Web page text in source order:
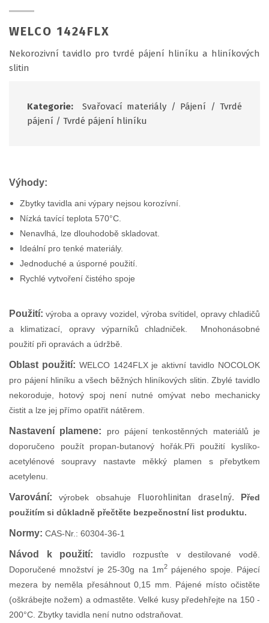
WELCO 1424FLX
Nekorozivní tavidlo pro tvrdé pájení hliníku a hliníkových
slitin
Kategorie: Svařovací materiály / Pájení / Tvrdé
pájení / Tvrdé pájení hliníku
Výhody:
Zbytky tavidla ani výpary nejsou korozívní.
Nízká tavící teplota 570°C.
Nenavlhá, lze dlouhodobě skladovat.
Ideální pro tenké materiály.
Jednoduché a úsporné použití.
Rychlé vytvoření čistého spoje
Použití: výroba a opravy vozidel, výroba svítidel, opravy chladičů
a klimatizací, opravy výparníků chladniček. Mnohonásobné
použití při opravách a údržbě.
Oblast použití: WELCO 1424FLX je aktivní tavidlo NOCOLOK
pro pájení hliníku a všech běžných hliníkových slitin. Zbylé tavidlo
nekoroduje, hotový spoj není nutné omývat nebo mechanicky
čistit a lze jej přímo opatřit nátěrem.
Nastavení plamene: pro pájení tenkostěnných materiálů je
doporučeno použít propan-butanový hořák.Při použití kyslíko-
acetylénové soupravy nastavte měkký plamen s přebytkem
acetylenu.
Varování:výrobek obsahuje Fluorohlinitan draselný. Před
použitím si důkladně přečtěte bezpečnostní list produktu.
Normy: CAS-Nr.: 60304-36-1
Návod k použití: tavidlo rozpusťte v destilované vodě.
Doporučené množství je 25-30g na 1m​2pájeného spoje. Pájecí
mezera by neměla přesáhnout 0,15 mm. Pájené místo očistěte
(oškrábejte nožem) a odmastěte. Velké kusy předehřejte na 150 -
200°C. Zbytky tavidla není nutno odstraňovat.